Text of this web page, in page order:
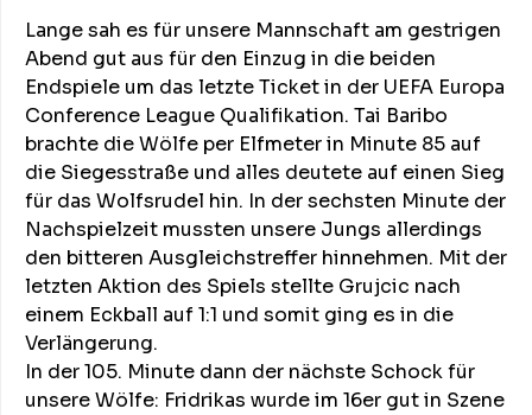
Lange sah es für unsere Mannschaft am gestrigen
Abend gut aus für den Einzug in die beiden
Endspiele um das letzte Ticket in der UEFA Europa
Conference League Qualifikation. Tai Baribo
brachte die Wölfe per Elfmeter in Minute 85 auf
die Siegesstraße und alles deutete auf einen Sieg
für das Wolfsrudel hin. In der sechsten Minute der
Nachspielzeit mussten unsere Jungs allerdings
den bitteren Ausgleichstreffer hinnehmen. Mit der
letzten Aktion des Spiels stellte Grujcic nach
einem Eckball auf 1:1 und somit ging es in die
Verlängerung.
In der 105. Minute dann der nächste Schock für
unsere Wölfe: Fridrikas wurde im 16er gut in Szene